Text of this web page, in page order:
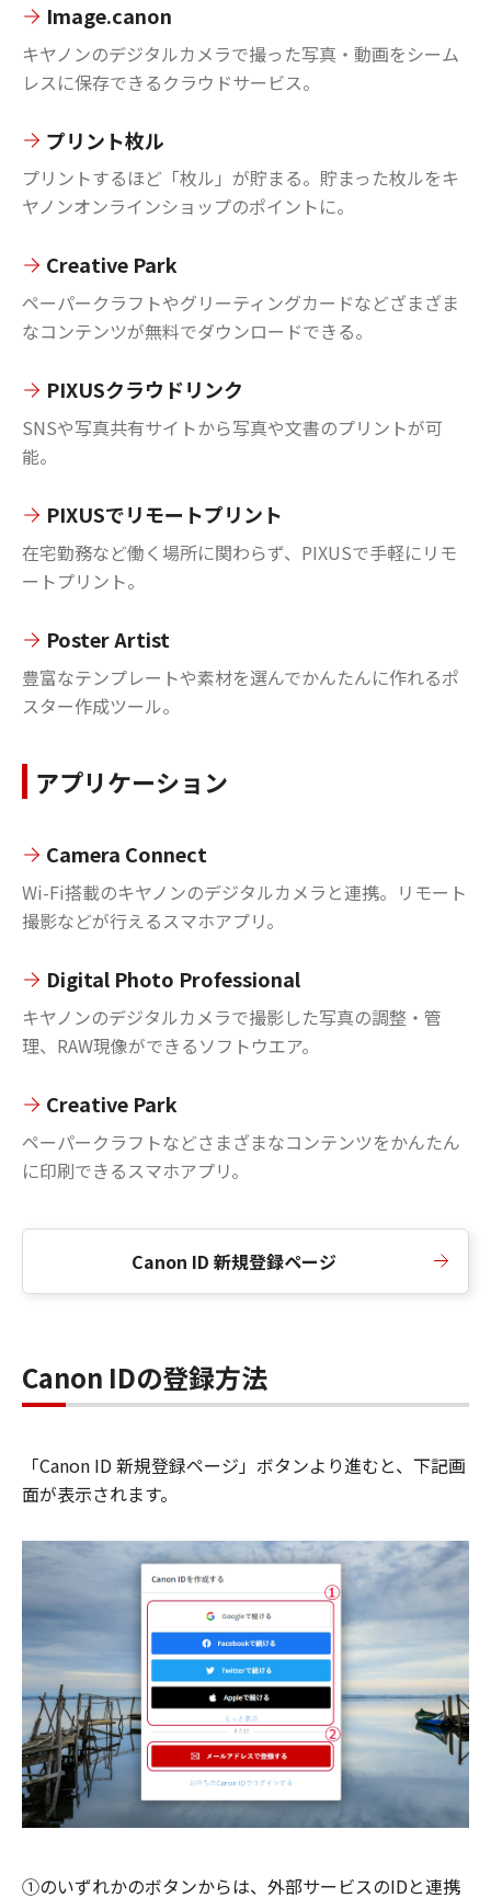
Image.canon
キヤノンのデジタルカメラで撮った写真・動画をシーム
レスに保存できるクラウドサービス。
プリント枚ル
プリントするほど「枚ル」が貯まる。貯まった枚ルをキ
ヤノンオンラインショップのポイントに。
Creative Park
ペーパークラフトやグリーティングカードなどざまざま
なコンテンツが無料でダウンロードできる。
PIXUSクラウドリンク
SNSや写真共有サイトから写真や文書のプリントが可
能。
PIXUSでリモートプリント
在宅勤務など働く場所に関わらず、PIXUSで手軽にリモ
ートプリント。
Poster Artist
豊富なテンプレートや素材を選んでかんたんに作れるポ
スター作成ツール。
アプリケーション
Camera Connect
Wi-Fi搭載のキヤノンのデジタルカメラと連携。リモート
撮影などが行えるスマホアプリ。
Digital Photo Professional
キヤノンのデジタルカメラで撮影した写真の調整・管
理、RAW現像ができるソフトウエア。
Creative Park
ペーパークラフトなどさまざまなコンテンツをかんたん
に印刷できるスマホアプリ。
Canon ID 新規登録ページ
Canon IDの登録方法
「Canon ID 新規登録ページ」ボタンより進むと、下記画
面が表示されます。
①のいずれかのボタンからは、外部サービスのIDと連携